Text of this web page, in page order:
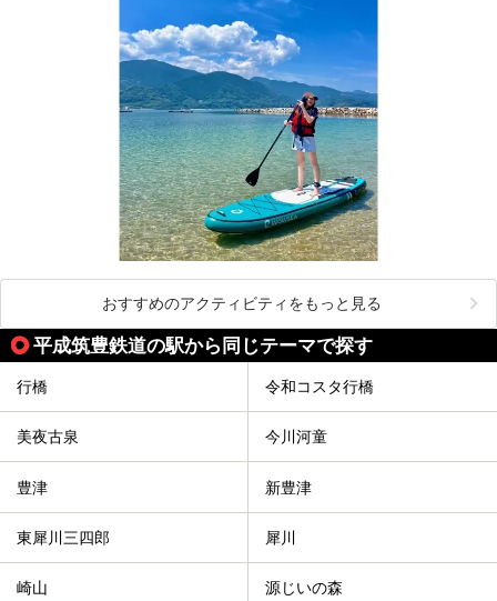
おすすめのアクティビティをもっと見る
平成筑豊鉄道の駅から同じテーマで探す
行橋 令和コスタ行橋
美夜古泉 今川河童
豊津 新豊津
東犀川三四郎 犀川
崎山 源じいの森